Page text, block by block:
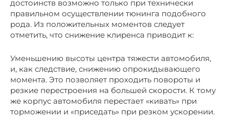
достоинств возможно только при технически
правильном осуществлении тюнинга подобного
рода. Из положительных моментов следует
отметить, что снижение клиренса приводит к:
Уменьшению высоты центра тяжести автомобиля,
и, как следствие, снижению опрокидывающего
момента. Это позволяет проходить повороты и
резкие перестроения на большей скорости. К тому
же корпус автомобиля перестает «кивать» при
торможении и «приседать» при резком ускорении.